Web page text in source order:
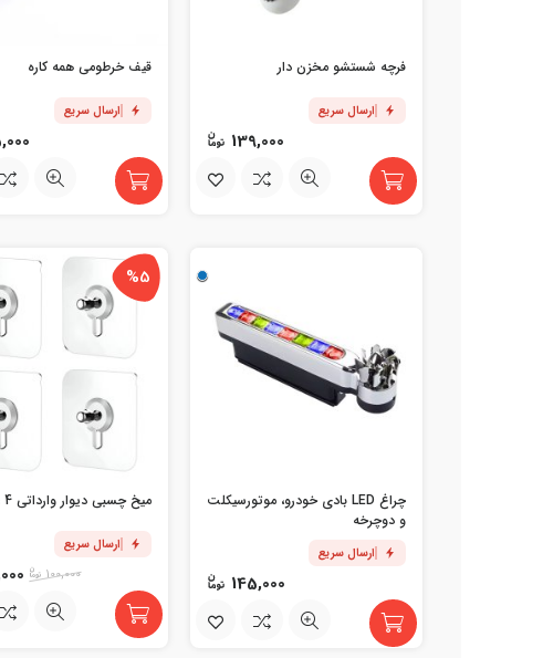
فرچه شستشو مخزن دار
ارسال سریع
139,000
قیف خرطومی همه کاره
ارسال سریع
چراغ LED بادی خودرو، موتورسیکلت
و دوچرخه
ارسال سریع
145,000
%5
میخ چسبی دیوار وارداتی 4 عددی
ارسال سریع
100,000